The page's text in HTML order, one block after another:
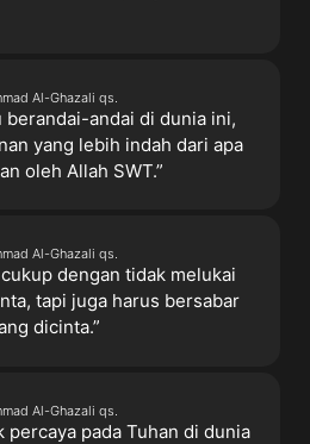
Al-Ghazali qs.
berandai-andai di dunia ini,
yang lebih indah dari apa
oleh Allah SWT.”
Al-Ghazali qs.
dengan tidak melukai
tapi juga harus bersabar
dicinta.”
Al-Ghazali qs.
percaya pada Tuhan di dunia